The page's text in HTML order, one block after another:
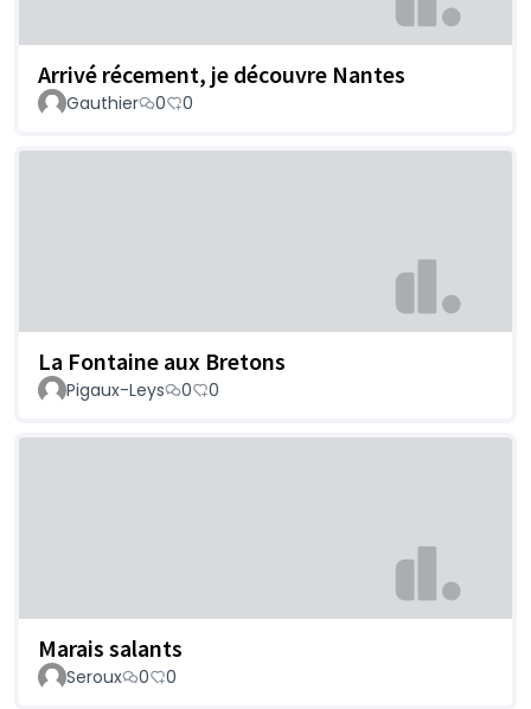
Arrivé récement, je découvre Nantes
Gauthier 0 0
La Fontaine aux Bretons
Pigaux-Leys 0 0
Marais salants
Seroux 0 0